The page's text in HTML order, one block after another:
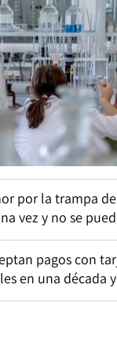
por la trampa
vez y no se
pagos con
en una década